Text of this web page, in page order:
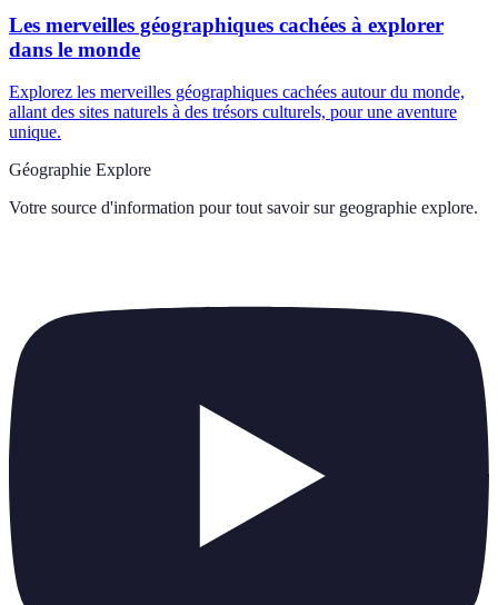
Les merveilles géographiques cachées à explorer
dans le monde
Explorez les merveilles géographiques cachées autour du monde,
allant des sites naturels à des trésors culturels, pour une aventure
unique.
Géographie Explore
Votre source d'information pour tout savoir sur geographie explore.